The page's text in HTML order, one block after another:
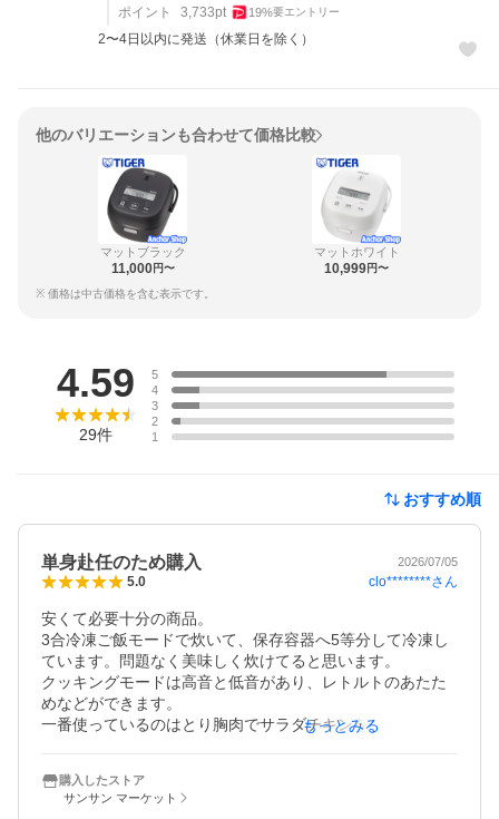
ポイント 3,733pt 19%要エントリー
2〜4日以内に発送（休業日を除く）
他のバリエーションも合わせて価格比較
マットブラック
11,000円〜
マットホワイト
10,999円〜
※ 価格は中古価格を含む表示です。
4.59
29件
5
4
3
2
1
おすすめ順
単身赴任のため購入 2026/07/05
5.0 clo********さん
安くて必要十分の商品。
3合冷凍ご飯モードで炊いて、保存容器へ5等分して冷凍し
ています。問題なく美味しく炊けてると思います。
クッキングモードは高音と低音があり、レトルトのあたた
めなどができます。
一番使っているのはとり胸肉でサラダチキンを作る事で
お米を炊くだけではないので、料理する方はとてもオスス
メです！
もっとみる
購入したストア
サンサン マーケット